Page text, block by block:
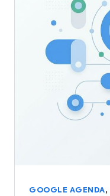
GOOGLE AGENDA,